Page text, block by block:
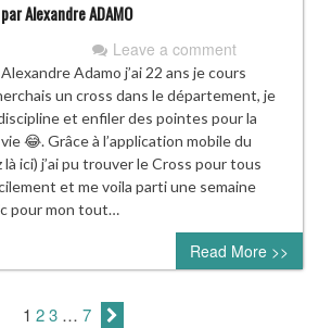
Alexandre ADAMO
Leave a comment
Alexandre Adamo j’ai 22 ans je cours
un cross dans le département, je
et enfiler des pointes pour la
😂. Grâce à l’application mobile du
ici) j’ai pu trouver le Cross pour tous
et me voila parti une semaine
pour mon tout…
Read More >>
1 23 … 7